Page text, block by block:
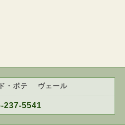
・ボテ ヴェール
237-5541